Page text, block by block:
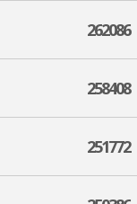
262086
258408
251772